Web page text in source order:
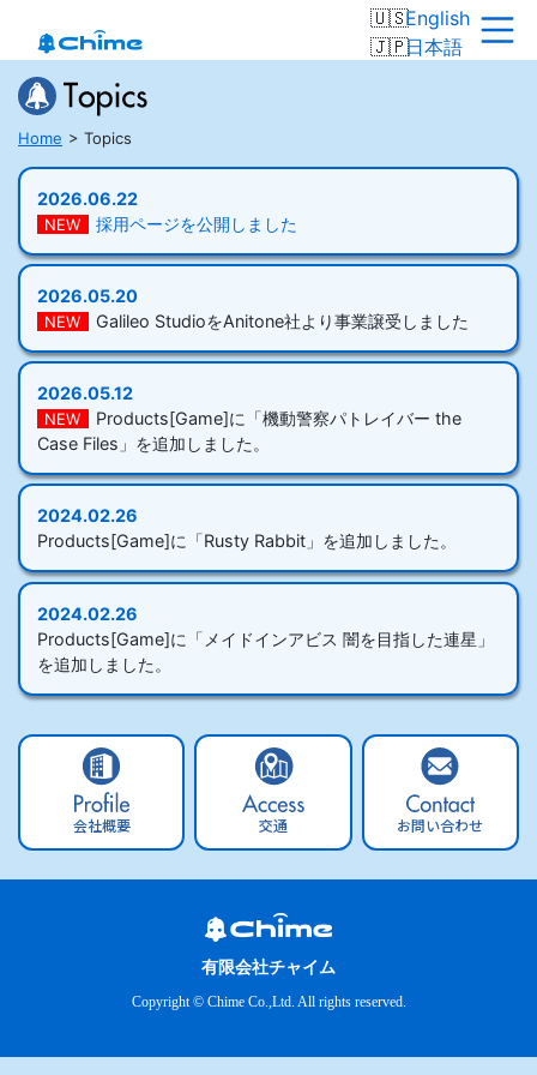
English
日本語
Home Topics
2026.06.22
NEW 採用ページを公開しました
2026.05.20
NEW Galileo StudioをAnitone社より事業譲受しました
2026.05.12
NEW
Products[Game]に「機動警察パトレイバー the
Case Files」を追加しました。
2024.02.26
Products[Game]に「Rusty Rabbit」を追加しました。
2024.02.26
Products[Game]に「メイドインアビス 闇を目指した連星」
を追加しました。
会社概要 交通 お問い合わせ
有限会社チャイム
Copyright © Chime Co.,Ltd. All rights reserved.